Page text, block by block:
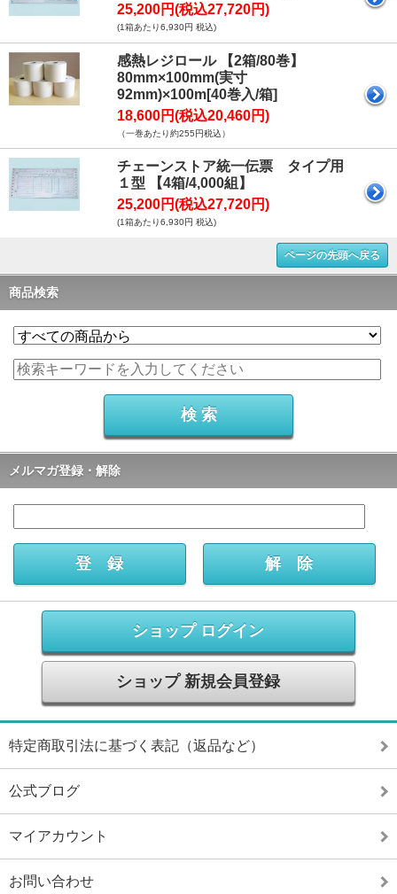
25,200円(税込27,720円)
(1箱あたり6,930円 税込)
感熱レジロール 【2箱/80巻】
80mm×100mm(実寸
92mm)×100m[40巻入/箱]
18,600円(税込20,460円)
（一巻あたり約255円税込）
チェーンストア統一伝票 タイプ用
１型 【4箱/4,000組】
25,200円(税込27,720円)
(1箱あたり6,930円 税込)
ページの先頭へ戻る
商品検索
メルマガ登録・解除
ショップ ログイン
ショップ 新規会員登録
特定商取引法に基づく表記（返品など）
公式ブログ
マイアカウント
お問い合わせ